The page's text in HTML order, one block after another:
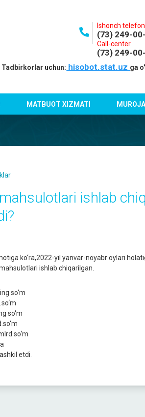
Ishonch telefon
(73) 249-
Call-center
(73) 249-
Tadbirkorlar uchun: hisobot.stat.uz ga
MATBUOT XIZMATI
ishlab
ko‘ra,2022-yil yanvar-noyabr oylari
ishlab chiqarilgan.
so‘m
so‘m
etdi.